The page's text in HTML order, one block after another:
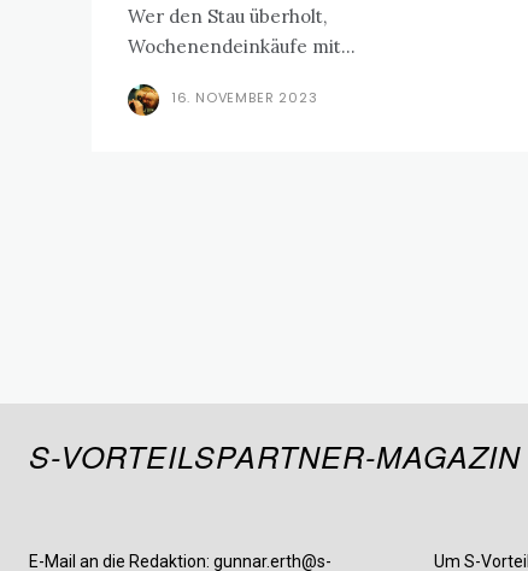
Wer den Stau überholt,
Wochenendeinkäufe mit...
16. NOVEMBER 2023
S-VORTEILSPARTNER-MAGAZIN
E-Mail an die Redaktion: gunnar.erth@s- Um S-